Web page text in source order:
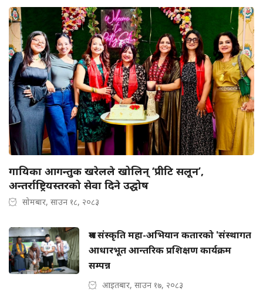
गायिका आगन्तुक खरेलले खोलिन् ‘प्रीटि सलून’,
अन्तर्राष्ट्रियस्तरको सेवा दिने उद्घोष
सोमबार, साउन १८, २०८३
श्रम संस्कृति महा-अभियान कतारको 'संस्थागत
आधारभूत आन्तरिक प्रशिक्षण कार्यक्रम
सम्पन्न
आइतबार, साउन १७, २०८३